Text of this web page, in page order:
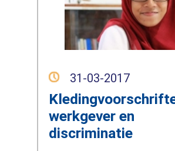
31-03-2017
werkgever en
discriminatie